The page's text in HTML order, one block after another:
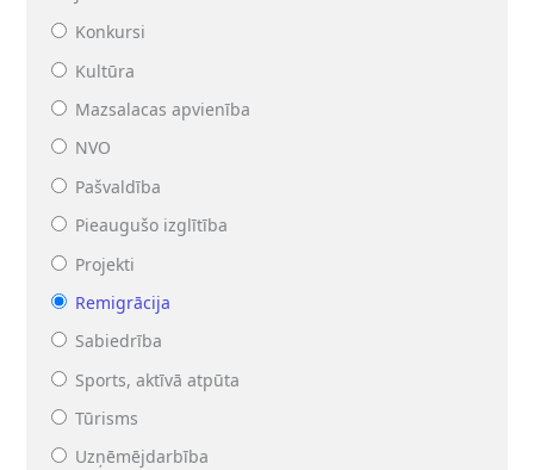
Konkursi
Kultūra
Mazsalacas apvienība
NVO
Pašvaldība
Pieaugušo izglītība
Projekti
Remigrācija
Sabiedrība
Sports, aktīvā atpūta
Tūrisms
Uzņēmējdarbība